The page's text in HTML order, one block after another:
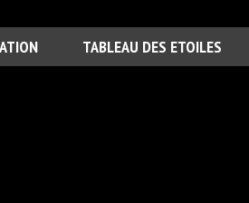
TABLEAU DES ETOILES